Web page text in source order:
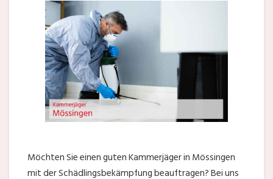
Möchten Sie einen guten Kammerjäger in Mössingen
mit der Schädlingsbekämpfung beauftragen? Bei uns